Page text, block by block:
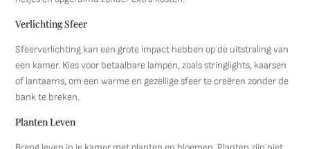
Verlichting Sfeer
Sfeerverlichting kan een grote impact hebben op de uitstraling van
een kamer. Kies voor betaalbare lampen, zoals stringlights, kaarsen
of lantaarns, om een warme en gezellige sfeer te creëren zonder de
bank te breken.
Planten Leven